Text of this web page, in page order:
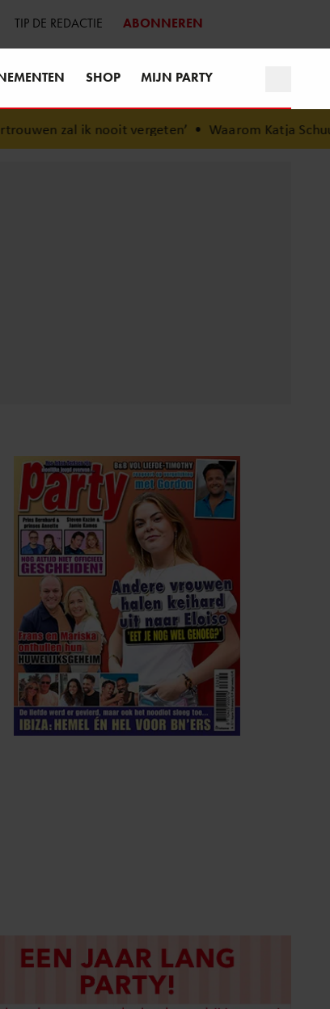
TIP DE REDACTIE ABONNEREN
SHOP MIJN PARTY
vergeten’ •Waarom Katja Schuurman bewust